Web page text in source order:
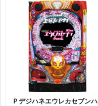
Ｐデジハネエウレカセブンハ